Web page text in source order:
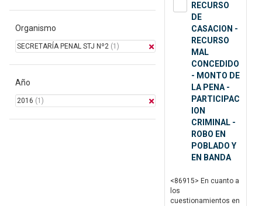
Organismo
SECRETARÍA PENAL STJ Nº2 (1)
Año
2016 (1)
RECURSO
DE
CASACION -
RECURSO
MAL
CONCEDIDO
- MONTO DE
LA PENA -
PARTICIPAC
ION
CRIMINAL -
ROBO EN
POBLADO Y
EN BANDA
<86915> En cuanto a
los
cuestionamientos en